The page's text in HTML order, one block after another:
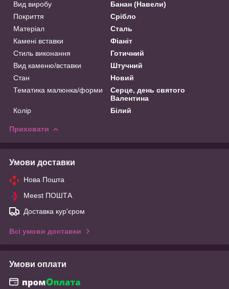
Вид виробу
Банан (Навели)
Покриття
Срібло
Матеріал
Сталь
Камені вставки
Фіаніт
Стиль виконання
Готичний
Вид каменю/вставки
Штучний
Стан
Новий
Тематика малюнка/форми
Серце, день святого
Валентина
Колір
Білий
Приховати
Умови доставки
Нова Пошта
Meest ПОШТА
Доставка кур'єром
Всі умови доставки
Умови оплати